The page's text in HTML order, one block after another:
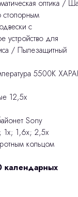
оптика /
стопорным
с
устройство для
/ Пылезащитный
5500К
12,5х
Sony
1,6х; 2,5х
кольцом
календарных